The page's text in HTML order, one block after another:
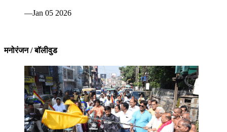
—Jan 05 2026
मनोरंजन / बॉलीवुड